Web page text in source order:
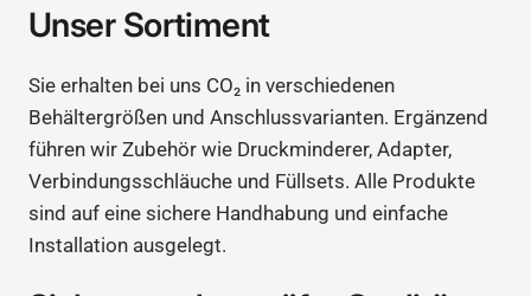
Unser Sortiment
Sie erhalten bei uns CO₂ in verschiedenen
Behältergrößen und Anschlussvarianten. Ergänzend
führen wir Zubehör wie Druckminderer, Adapter,
Verbindungsschläuche und Füllsets. Alle Produkte
sind auf eine sichere Handhabung und einfache
Installation ausgelegt.